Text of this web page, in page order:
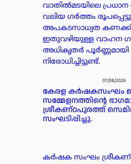
വാതിൽമടയിലെ
വലിയ ഗർത്തം
അപകടസാധ്യത
ഇതുവഴിയുള്ള വാഹന
അധികൃതർ പൂർണ്ണമായി
നിരോധിച്ചിട്ടുണ്ട്.
07/08/2026
കേരള കർഷകസംഘം
സമ്മേളനത്തിന്റെ
ശ്രീകണ്ഠപുരത്ത്
സംഘടിപ്പിച്ചു.
കർഷക സംഘം